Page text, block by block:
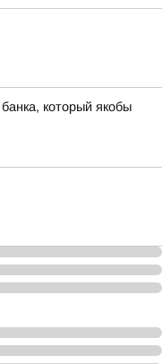
который якобы